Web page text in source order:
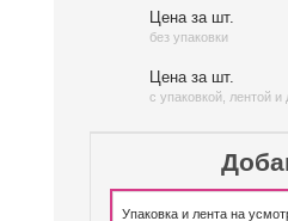
Цена за шт.
без упаковки
Цена за шт.
с упаковкой, лентой
Упаковка и лента на